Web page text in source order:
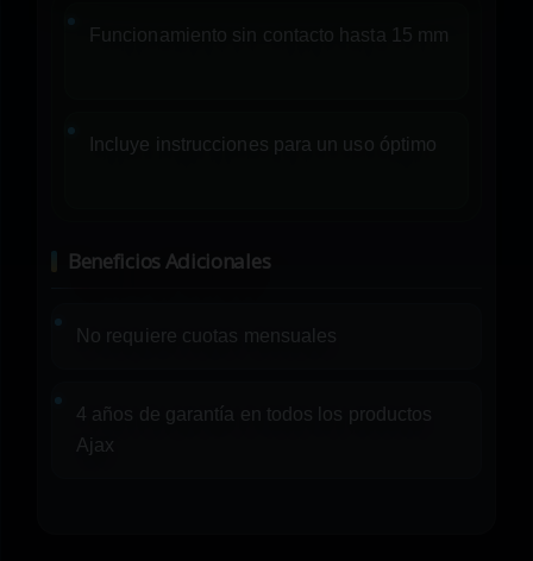
Funcionamiento sin contacto hasta 15 mm
Incluye instrucciones para un uso óptimo
Beneficios Adicionales
No requiere cuotas mensuales
4 años de garantía en todos los productos
Ajax